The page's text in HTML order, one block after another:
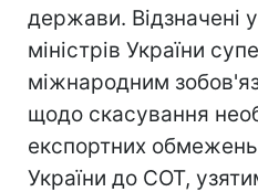
держави. Відзначені
міністрів України
міжнародним
щодо скасування
експортних
України до СОТ,